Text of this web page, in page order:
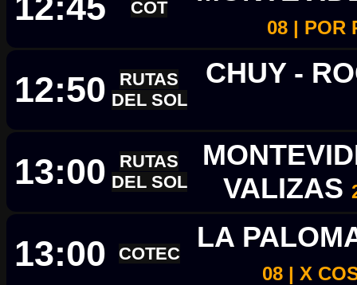
COT
08 | POR
12:50
RUTAS
DEL SOL
CHUY -
13:00
RUTAS
DEL SOL
VALIZAS
13:00 COTEC
LA
08 | X